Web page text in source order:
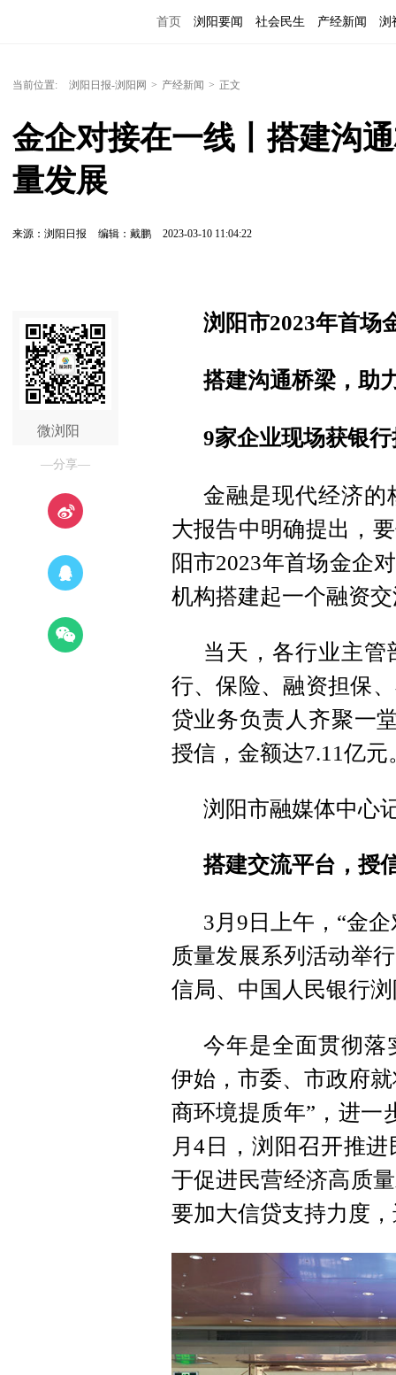
首页 浏阳要闻 社会民生 产经新闻 浏
当前位置: 浏阳日报-浏阳网 > 产经新闻 > 正文
金企对接在一线丨搭建沟
量发展
来源：浏阳日报 编辑：戴鹏 2023-03-10 11:04:22
微浏阳
—分享—
浏阳市2023年首场
搭建沟通桥梁，助
9家企业现场获银
金融是现代经济的
大报告中明确提出，
阳市2023年首场金企
机构搭建起一个融资
当天，各行业主管
行、保险、融资担保
贷业务负责人齐聚一
授信，金额达7.11亿元
浏阳市融媒体中心
搭建交流平台，授
3月9日上午，“金
质量发展系列活动举
信局、中国人民银行
今年是全面贯彻落
伊始，市委、市政府
商环境提质年”，进一
月4日，浏阳召开推
于促进民营经济高质
要加大信贷支持力度